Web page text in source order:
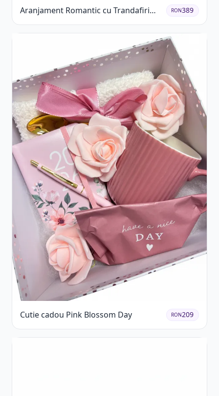
Aranjament Romantic cu Trandafiri
Roșii și Șampanie rose
RON389
Cutie cadou Pink Blossom Day RON209